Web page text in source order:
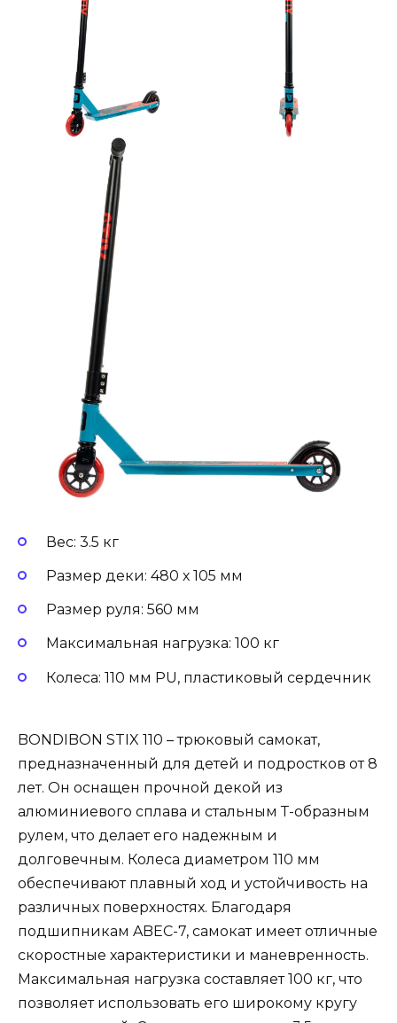
Вес: 3.5 кг
Размер деки: 480 х 105 мм
Размер руля: 560 мм
Максимальная нагрузка: 100 кг
Колеса: 110 мм PU, пластиковый сердечник
BONDIBON STIX 110 – трюковый самокат,
предназначенный для детей и подростков от 8
лет. Он оснащен прочной декой из
алюминиевого сплава и стальным Т-образным
рулем, что делает его надежным и
долговечным. Колеса диаметром 110 мм
обеспечивают плавный ход и устойчивость на
различных поверхностях. Благодаря
подшипникам ABEC-7, самокат имеет отличные
скоростные характеристики и маневренность.
Максимальная нагрузка составляет 100 кг, что
позволяет использовать его широкому кругу